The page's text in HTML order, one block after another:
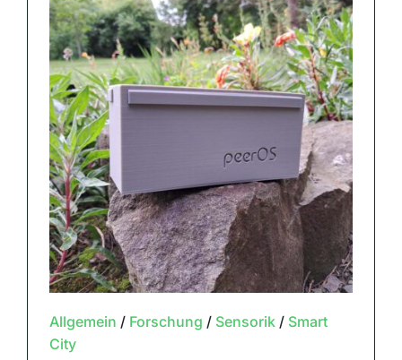
Allgemein / Forschung / Sensorik/ Smart
City